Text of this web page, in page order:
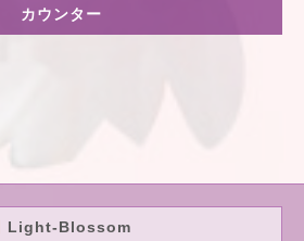
カウンター
Light-Blossom